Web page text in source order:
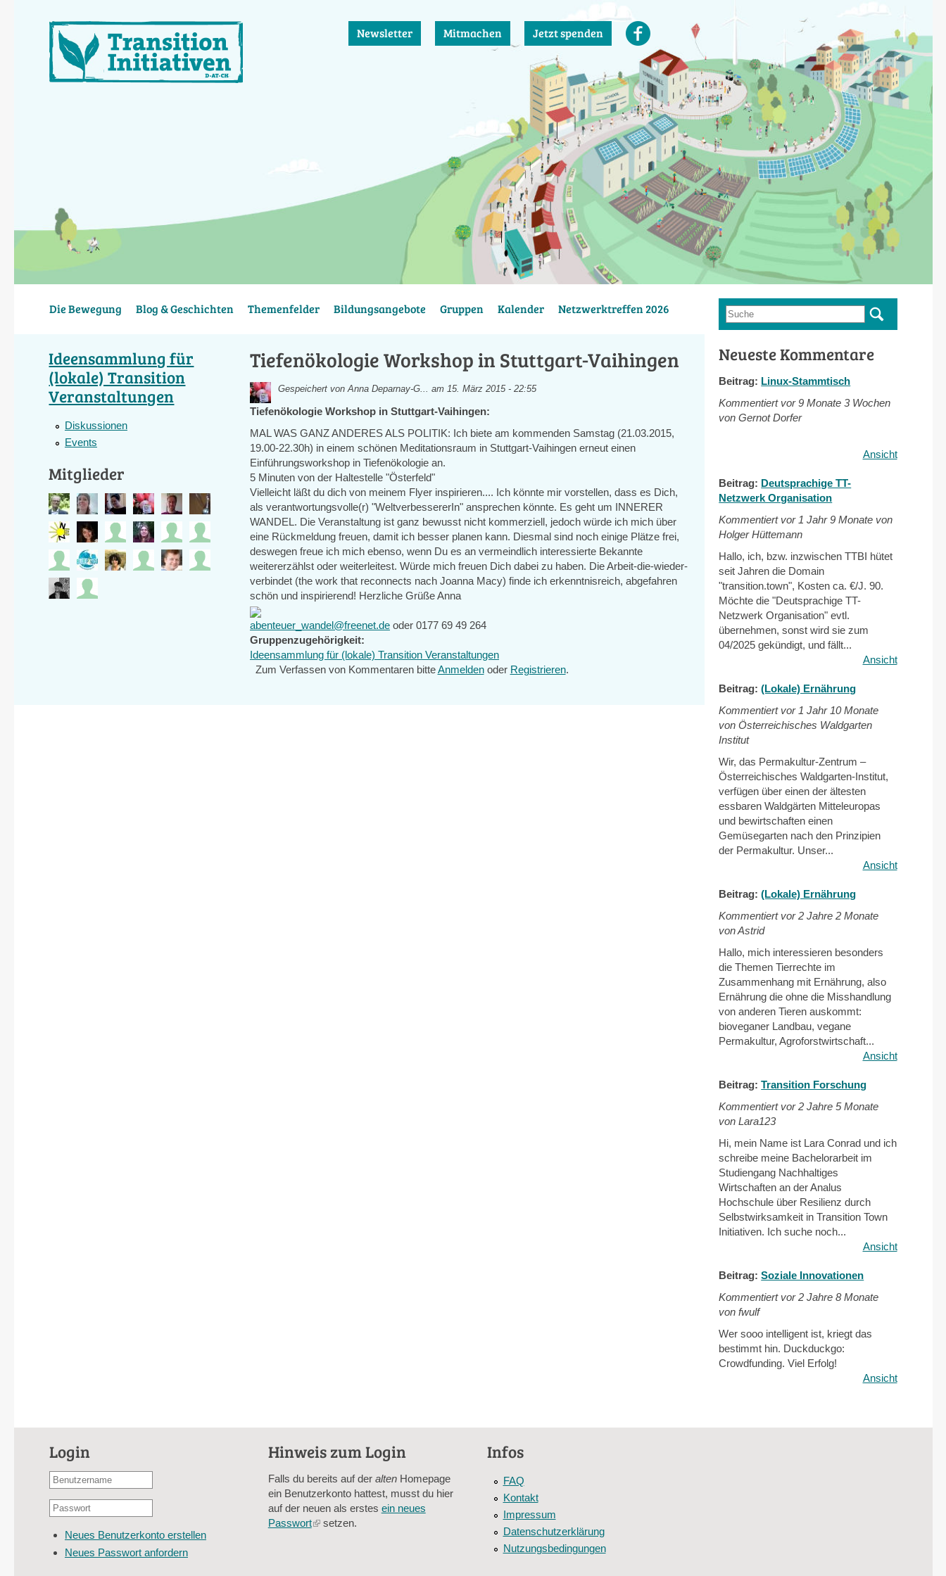
Newsletter Mitmachen Jetzt spenden
Die Bewegung Blog & Geschichten Themenfelder Bildungsangebote Gruppen Kalender Netzwerktreffen 2026
Tiefenökologie Workshop in Stuttgart-Vaihingen
Gespeichert vonAnna Deparnay-G... am 15. März 2015 - 22:55
Tiefenökologie Workshop in Stuttgart-Vaihingen:
MAL WAS GANZ ANDERES ALS POLITIK: Ich biete am kommenden Samstag (21.03.2015,
19.00-22.30h) in einem schönen Meditationsraum in Stuttgart-Vaihingen erneut einen
Einführungsworkshop in Tiefenökologie an.
5 Minuten von der Haltestelle "Österfeld"
Vielleicht läßt du dich von meinem Flyer inspirieren.... Ich könnte mir vorstellen, dass es Dich,
als verantwortungsvolle(r) "WeltverbessererIn" ansprechen könnte. Es geht um INNERER
WANDEL. Die Veranstaltung ist ganz bewusst nicht kommerziell, jedoch würde ich mich über
eine Rückmeldung freuen, damit ich besser planen kann. Diesmal sind noch einige Plätze frei,
deswegen freue ich mich ebenso, wenn Du es an vermeindlich interessierte Bekannte
weitererzählst oder weiterleitest. Würde mich freuen Dich dabei zu haben. Die Arbeit-die-wieder-
verbindet (the work that reconnects nach Joanna Macy) finde ich erkenntnisreich, abgefahren
schön und inspirierend! Herzliche Grüße Anna
abenteuer_wandel@freenet.de oder 0177 69 49 264
Gruppenzugehörigkeit:
Ideensammlung für (lokale) Transition Veranstaltungen
Zum Verfassen von Kommentaren bitteAnmeldenoder Registrieren.
Ideensammlung für
(lokale) Transition
Veranstaltungen
Diskussionen
Events
Mitglieder
Suchformular
Suche
Neueste Kommentare
Beitrag: Linux-Stammtisch
Kommentiert vor9 Monate 3 Wochen
von Gernot Dorfer
Ansicht
Beitrag: Deutsprachige TT-
Netzwerk Organisation
Kommentiert vor 1 Jahr 9 Monate von
Holger Hüttemann
Hallo, ich, bzw. inzwischen TTBI hütet
seit Jahren die Domain
"transition.town", Kosten ca. €/J. 90.
Möchte die "Deutsprachige TT-
Netzwerk Organisation" evtl.
übernehmen, sonst wird sie zum
04/2025 gekündigt, und fällt...
Ansicht
Beitrag:(Lokale) Ernährung
Kommentiert vor 1 Jahr 10 Monate
von Österreichisches Waldgarten
Institut
Wir, das Permakultur-Zentrum –
Österreichisches Waldgarten-Institut,
verfügen über einen der ältesten
essbaren Waldgärten Mitteleuropas
und bewirtschaften einen
Gemüsegarten nach den Prinzipien
der Permakultur. Unser...
Ansicht
Beitrag:(Lokale) Ernährung
Kommentiert vor2 Jahre 2 Monate
von Astrid
Hallo, mich interessieren besonders
die Themen Tierrechte im
Zusammenhang mit Ernährung, also
Ernährung die ohne die Misshandlung
von anderen Tieren auskommt:
bioveganer Landbau, vegane
Permakultur, Agroforstwirtschaft...
Ansicht
Beitrag:Transition Forschung
Kommentiert vor2 Jahre 5 Monate
von Lara123
Hi, mein Name ist Lara Conrad und ich
schreibe meine Bachelorarbeit im
Studiengang Nachhaltiges
Wirtschaften an der Analus
Hochschule über Resilienz durch
Selbstwirksamkeit in Transition Town
Initiativen. Ich suche noch...
Ansicht
Beitrag:Soziale Innovationen
Kommentiert vor2 Jahre 8 Monate
von fwulf
Wer sooo intelligent ist, kriegt das
bestimmt hin. Duckduckgo:
Crowdfunding. Viel Erfolg!
Ansicht
Login
Benutzername
E-
Adresse
Passwort
Neues Benutzerkonto erstellen
Neues Passwort anfordern
Hinweis zum Login
Falls du bereits auf der altenHomepage
ein Benutzerkonto hattest, musst du hier
auf der neuen als erstes ein neues
Passwort(linksetzen.
Infos
FAQ
Kontakt
Impressum
Datenschutzerklärung
Nutzungsbedingungen